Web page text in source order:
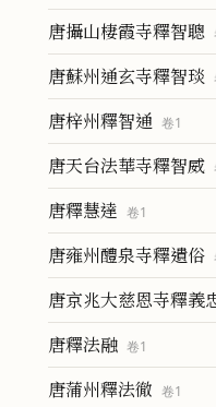
唐攝山棲霞寺釋智聰
唐蘇州通玄寺釋智琰
唐梓州釋智通 卷1
唐天台法華寺釋智威
唐釋慧達 卷1
唐雍州醴泉寺釋遺俗
唐京兆大慈恩寺釋義
唐釋法融 卷1
唐蒲州釋法徹 卷1